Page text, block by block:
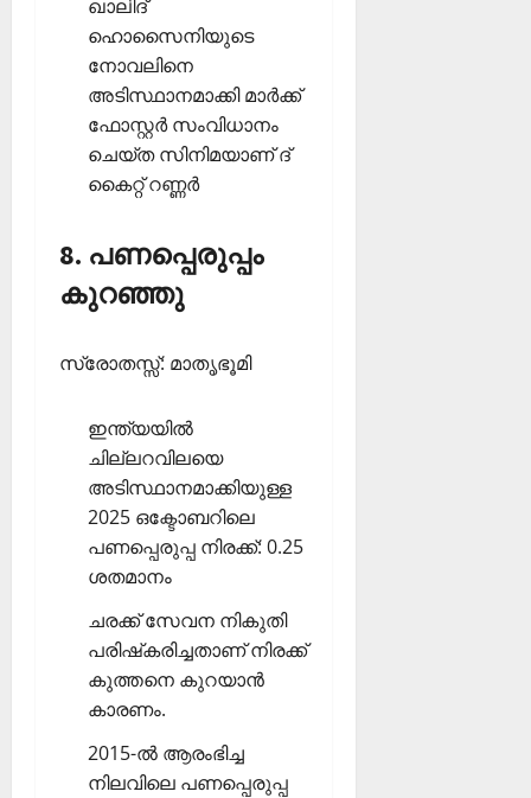
ഖാലിദ്
ഹൊസൈനിയുടെ
നോവലിനെ
അടിസ്ഥാനമാക്കി മാര്‍ക്ക്
ഫോസ്റ്റര്‍ സംവിധാനം
ചെയ്ത സിനിമയാണ് ദ്
കൈറ്റ് റണ്ണര്‍
8. പണപ്പെരുപ്പം
കുറഞ്ഞു
സ്രോതസ്സ്: മാതൃഭൂമി
ഇന്ത്യയില്‍
ചില്ലറവിലയെ
അടിസ്ഥാനമാക്കിയുള്ള
2025 ഒക്ടോബറിലെ
പണപ്പെരുപ്പ നിരക്ക്: 0.25
ശതമാനം
ചരക്ക് സേവന നികുതി
പരിഷ്‌കരിച്ചതാണ് നിരക്ക്
കുത്തനെ കുറയാന്‍
കാരണം.
2015-ല്‍ ആരംഭിച്ച
നിലവിലെ പണപ്പെരുപ്പ